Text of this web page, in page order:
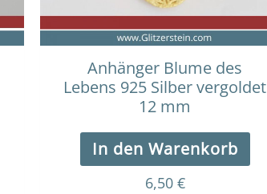
Anhänger Blume des
Lebens 925 Silber vergoldet
12 mm
In den Warenkorb
6,50 €